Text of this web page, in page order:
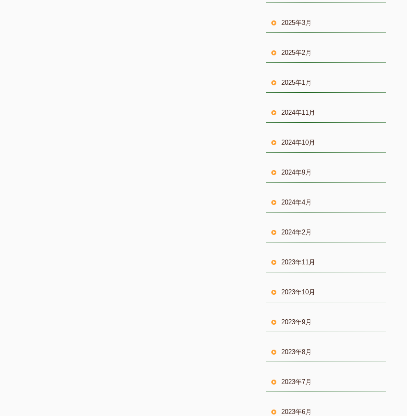
2025年3月
2025年2月
2025年1月
2024年11月
2024年10月
2024年9月
2024年4月
2024年2月
2023年11月
2023年10月
2023年9月
2023年8月
2023年7月
2023年6月